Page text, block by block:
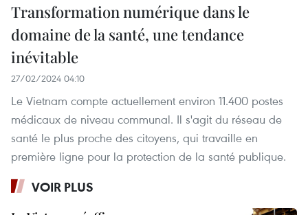
Transformation numérique dans le
domaine de la santé, une tendance
inévitable
27/02/2024 04:10
Le Vietnam compte actuellement environ 11.400 postes
médicaux de niveau communal. Il s'agit du réseau de
santé le plus proche des citoyens, qui travaille en
première ligne pour la protection de la santé publique.
VOIR PLUS